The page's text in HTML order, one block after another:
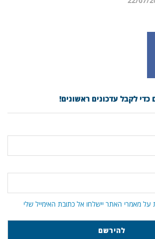
כדי לקבל עדכונים ראשונים!
על מאמרי האתר יישלחו אל כתובת האימייל שלי